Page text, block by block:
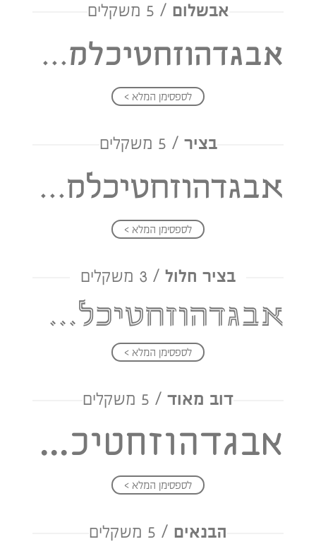
אבשלום / 5 משקלים
אבגדהוזחטיכלמנסעפצקרשת
לספסימן המלא >
בציר / 5 משקלים
אבגדהוזחטיכלמנסעפצקרשת
לספסימן המלא >
בציר חלול / 3 משקלים
אבגדהוזחטיכלמנסעפצקרשת
לספסימן המלא >
דוב מאוד / 5 משקלים
אבגדהוזחטיכלמנסעפצקרשת
לספסימן המלא >
הבנאים / 5 משקלים